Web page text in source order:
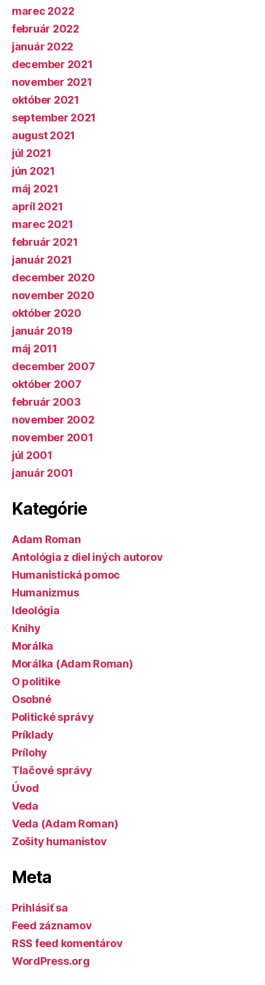
marec 2022
február 2022
január 2022
december 2021
november 2021
október 2021
september 2021
august 2021
júl 2021
jún 2021
máj 2021
apríl 2021
marec 2021
február 2021
január 2021
december 2020
november 2020
október 2020
január 2019
máj 2011
december 2007
október 2007
február 2003
november 2002
november 2001
júl 2001
január 2001
Kategórie
Adam Roman
Antológia z diel iných autorov
Humanistická pomoc
Humanizmus
Ideológia
Knihy
Morálka
Morálka (Adam Roman)
O politike
Osobné
Politické správy
Príklady
Prílohy
Tlačové správy
Úvod
Veda
Veda (Adam Roman)
Zošity humanistov
Meta
Prihlásiť sa
Feed záznamov
RSS feed komentárov
WordPress.org